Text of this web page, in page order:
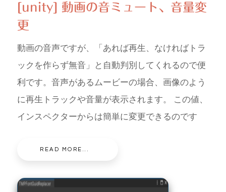
[unity] 動画の音ミュート、音量変
更
動画の音声ですが、「あれば再生、なければトラ
ックを作らず無音」と自動判別してくれるので便
利です。音声があるムービーの場合、画像のよう
に再生トラックや音量が表示されます。 この値、
インスペクターからは簡単に変更できるのです
READ MORE...